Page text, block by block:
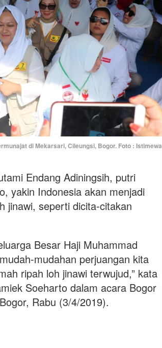
di Mekarsari, Cileungsi, Bogor. Foto : Istimewa
Endang Adiningsih, putri
yakin Indonesia akan menjadi
jinawi, seperti dicita-citakan
Besar Haji Muhammad
mudahan perjuangan kita
ripah loh jinawi terwujud,” kata
Soeharto dalam acara Bogor
Rabu (3/4/2019).